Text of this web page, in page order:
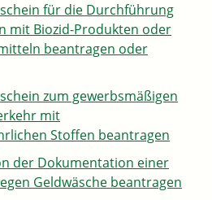
für die Durchführung
mit Biozid-Produkten oder
beantragen oder
zum gewerbsmäßigen
mit
Stoffen beantragen
der Dokumentation einer
Geldwäsche beantragen